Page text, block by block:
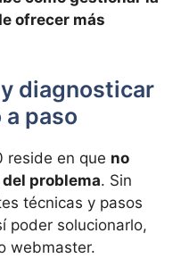
ofrecer más
diagnosticar
paso
reside en que no
problema. Sin
técnicas y pasos
poder solucionarlo,
webmaster.